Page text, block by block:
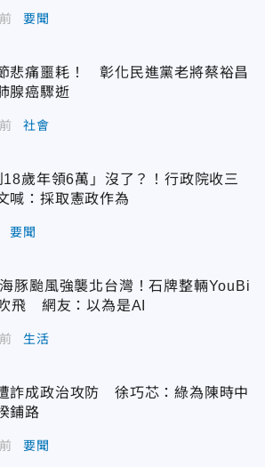
要聞
悲痛噩耗！ 彰化民進黨老將蔡裕昌
腺癌驟逝
社會
18歲年領6萬」沒了？！行政院收三
喊：採取憲政作為
要聞
豚颱風強襲北台灣！石牌整輛YouBi
飛 網友：以為是AI
生活
詐成政治攻防 徐巧芯：綠為陳時中
鋪路
要聞